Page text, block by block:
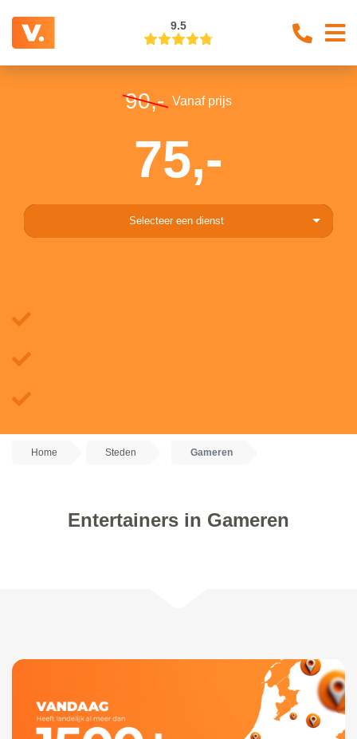
9.5
90,- Vanaf prijs
75,-
Selecteer een dienst
Home Steden Gameren
Entertainers in Gameren